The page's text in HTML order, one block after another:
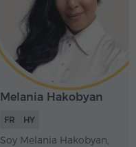
Melania Hakobyan
FR HY
Soy Melania Hakobyan,